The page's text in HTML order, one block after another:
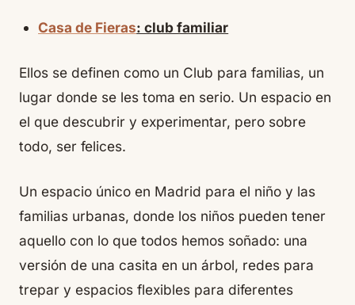
Casa de Fieras: club familiar
Ellos se definen como un Club para familias, un
lugar donde se les toma en serio. Un espacio en
el que descubrir y experimentar, pero sobre
todo, ser felices.
Un espacio único en Madrid para el niño y las
familias urbanas, donde los niños pueden tener
aquello con lo que todos hemos soñado: una
versión de una casita en un árbol, redes para
trepar y espacios flexibles para diferentes